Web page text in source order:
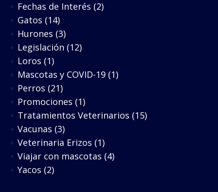
Fechas de Interés (2)
Gatos (14)
Hurones (3)
Legislación (12)
Loros (1)
Mascotas y COVID-19 (1)
Perros (21)
Promociones (1)
Tratamientos Veterinarios (15)
Vacunas (3)
Veterinaria Erizos (1)
Viajar con mascotas (4)
Yacos (2)